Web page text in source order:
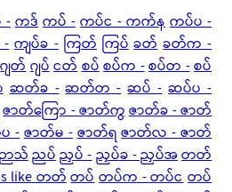
ကဒ် ကပ် - ကပ်င - ကက်န ကပ်ပ -
- ကျပ်ခ - ကြတ် ကြပ် ခတ် ခတ်က -
ဂျတ်ဂျပ်ငတ်စပ်စပ်က -စပ်တ -စပ်
ဆတ်ခ - ဆတ်တ - ဆပ် - ဆပ်ပ -
ဇာတ်ကြော - ဇာတ်ကွဇာတ်ခ - ဇာတ်
-ဇာတ်မ -ဇာတ်ရ ဇာတ်လ - ဇာတ်
ဉာသ်ညပ်ညှပ် -ညှပ်ခ - ညှပ်အတတ်
like တတ်တပ်တပ်က - တပ်ငတပ်